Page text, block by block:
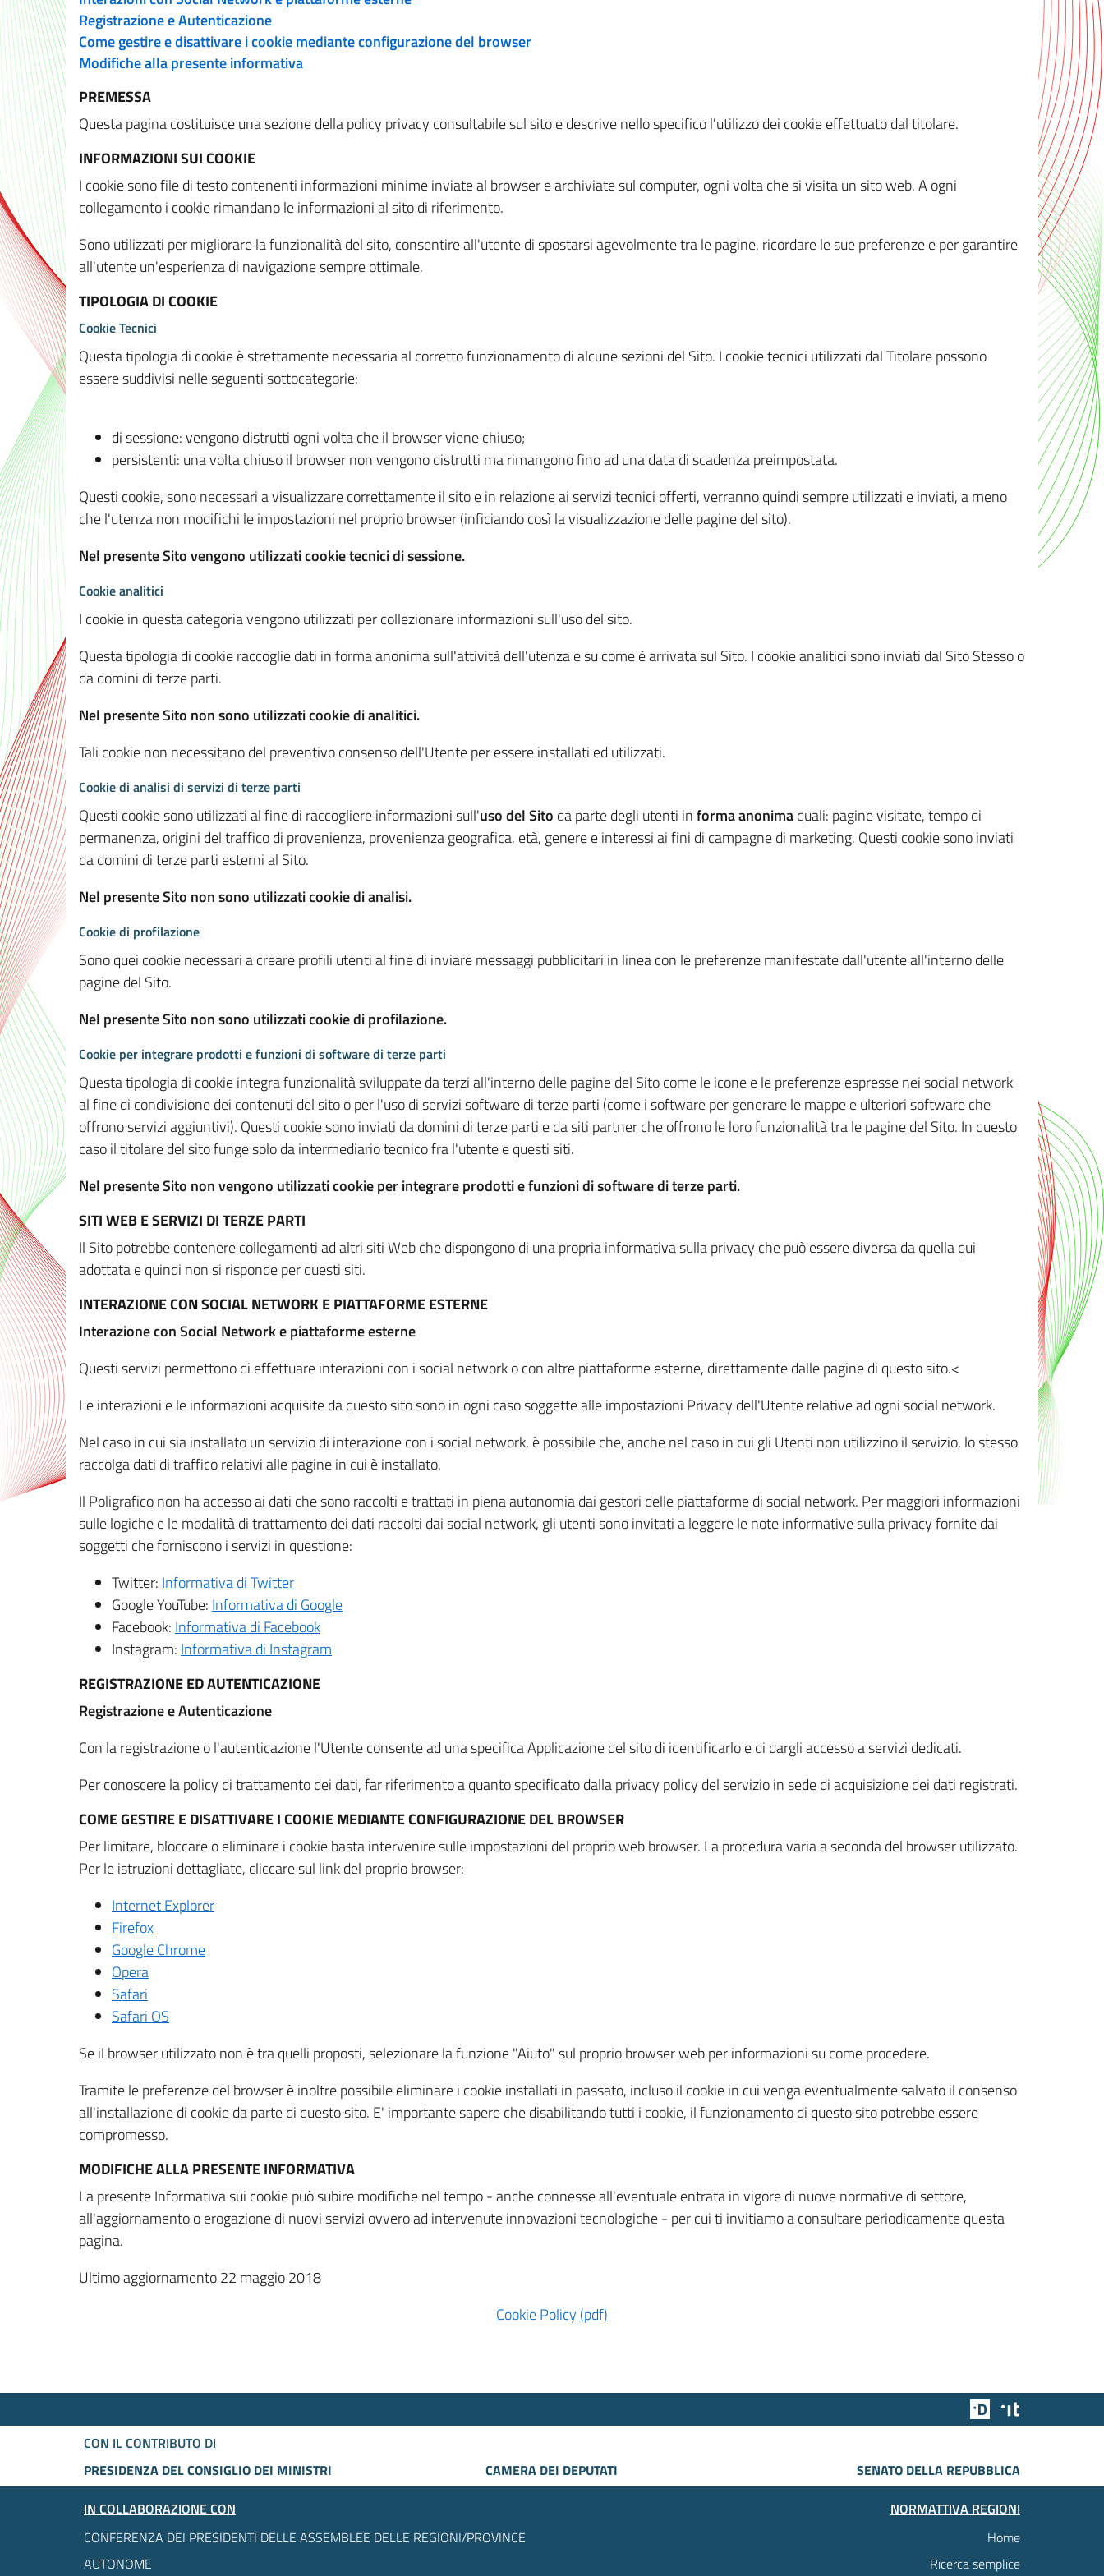
Registrazione e Autenticazione
Come gestire e disattivare i cookie mediante configurazione del browser
Modifiche alla presente informativa
PREMESSA
Questa pagina costituisce una sezione della policy privacy consultabile sul sito e descrive nello specifico l'utilizzo dei cookie effettuato dal titolare.
INFORMAZIONI SUI COOKIE
I cookie sono file di testo contenenti informazioni minime inviate al browser e archiviate sul computer, ogni volta che si visita un sito web. A ogni
collegamento i cookie rimandano le informazioni al sito di riferimento.
Sono utilizzati per migliorare la funzionalità del sito, consentire all'utente di spostarsi agevolmente tra le pagine, ricordare le sue preferenze e per garantire
all'utente un'esperienza di navigazione sempre ottimale.
TIPOLOGIA DI COOKIE
Cookie Tecnici
Questa tipologia di cookie è strettamente necessaria al corretto funzionamento di alcune sezioni del Sito. I cookie tecnici utilizzati dal Titolare possono
essere suddivisi nelle seguenti sottocategorie:
di sessione: vengono distrutti ogni volta che il browser viene chiuso;
persistenti: una volta chiuso il browser non vengono distrutti ma rimangono fino ad una data di scadenza preimpostata.
Questi cookie, sono necessari a visualizzare correttamente il sito e in relazione ai servizi tecnici offerti, verranno quindi sempre utilizzati e inviati, a meno
che l'utenza non modifichi le impostazioni nel proprio browser (inficiando così la visualizzazione delle pagine del sito).
Nel presente Sito vengono utilizzati cookie tecnici di sessione.
Cookie analitici
I cookie in questa categoria vengono utilizzati per collezionare informazioni sull'uso del sito.
Questa tipologia di cookie raccoglie dati in forma anonima sull'attività dell'utenza e su come è arrivata sul Sito. I cookie analitici sono inviati dal Sito Stesso o
da domini di terze parti.
Nel presente Sito non sono utilizzati cookie di analitici.
Tali cookie non necessitano del preventivo consenso dell'Utente per essere installati ed utilizzati.
Cookie di analisi di servizi di terze parti
Questi cookie sono utilizzati al fine di raccogliere informazioni sull'uso del Sito da parte degli utenti informa anonimaquali: pagine visitate, tempo di
permanenza, origini del traffico di provenienza, provenienza geografica, età, genere e interessi ai fini di campagne di marketing. Questi cookie sono inviati
da domini di terze parti esterni al Sito.
Nel presente Sito non sono utilizzati cookie di analisi.
Cookie di profilazione
Sono quei cookie necessari a creare profili utenti al fine di inviare messaggi pubblicitari in linea con le preferenze manifestate dall'utente all'interno delle
pagine del Sito.
Nel presente Sito non sono utilizzati cookie di profilazione.
Cookie per integrare prodotti e funzioni di software di terze parti
Questa tipologia di cookie integra funzionalità sviluppate da terzi all'interno delle pagine del Sito come le icone e le preferenze espresse nei social network
al fine di condivisione dei contenuti del sito o per l'uso di servizi software di terze parti (come i software per generare le mappe e ulteriori software che
offrono servizi aggiuntivi). Questi cookie sono inviati da domini di terze parti e da siti partner che offrono le loro funzionalità tra le pagine del Sito. In questo
caso il titolare del sito funge solo da intermediario tecnico fra l'utente e questi siti.
Nel presente Sito non vengono utilizzati cookie per integrare prodotti e funzioni di software di terze parti.
SITI WEB E SERVIZI DI TERZE PARTI
Il Sito potrebbe contenere collegamenti ad altri siti Web che dispongono di una propria informativa sulla privacy che può essere diversa da quella qui
adottata e quindi non si risponde per questi siti.
INTERAZIONE CON SOCIAL NETWORK E PIATTAFORME ESTERNE
Interazione con Social Network e piattaforme esterne
Questi servizi permettono di effettuare interazioni con i social network o con altre piattaforme esterne, direttamente dalle pagine di questo sito.<
Le interazioni e le informazioni acquisite da questo sito sono in ogni caso soggette alle impostazioni Privacy dell'Utente relative ad ogni social network.
Nel caso in cui sia installato un servizio di interazione con i social network, è possibile che, anche nel caso in cui gli Utenti non utilizzino il servizio, lo stesso
raccolga dati di traffico relativi alle pagine in cui è installato.
Il Poligrafico non ha accesso ai dati che sono raccolti e trattati in piena autonomia dai gestori delle piattaforme di social network. Per maggiori informazioni
sulle logiche e le modalità di trattamento dei dati raccolti dai social network, gli utenti sono invitati a leggere le note informative sulla privacy fornite dai
soggetti che forniscono i servizi in questione:
Twitter: Informativa di Twitter
Google YouTube: Informativa di Google
Facebook: Informativa di Facebook
Instagram: Informativa di Instagram
REGISTRAZIONE ED AUTENTICAZIONE
Registrazione e Autenticazione
Con la registrazione o l'autenticazione l'Utente consente ad una specifica Applicazione del sito di identificarlo e di dargli accesso a servizi dedicati.
Per conoscere la policy di trattamento dei dati, far riferimento a quanto specificato dalla privacy policy del servizio in sede di acquisizione dei dati registrati.
COME GESTIRE E DISATTIVARE I COOKIE MEDIANTE CONFIGURAZIONE DEL BROWSER
Per limitare, bloccare o eliminare i cookie basta intervenire sulle impostazioni del proprio web browser. La procedura varia a seconda del browser utilizzato.
Per le istruzioni dettagliate, cliccare sul link del proprio browser:
Internet Explorer
Firefox
Google Chrome
Opera
Safari
Safari OS
Se il browser utilizzato non è tra quelli proposti, selezionare la funzione "Aiuto" sul proprio browser web per informazioni su come procedere.
Tramite le preferenze del browser è inoltre possibile eliminare i cookie installati in passato, incluso il cookie in cui venga eventualmente salvato il consenso
all'installazione di cookie da parte di questo sito. E' importante sapere che disabilitando tutti i cookie, il funzionamento di questo sito potrebbe essere
compromesso.
MODIFICHE ALLA PRESENTE INFORMATIVA
La presente Informativa sui cookie può subire modifiche nel tempo - anche connesse all'eventuale entrata in vigore di nuove normative di settore,
all'aggiornamento o erogazione di nuovi servizi ovvero ad intervenute innovazioni tecnologiche - per cui ti invitiamo a consultare periodicamente questa
pagina.
Ultimo aggiornamento 22 maggio 2018
Cookie Policy (pdf)
Team Digitale
CON IL CONTRIBUTO DI
PRESIDENZA DEL CONSIGLIO DEI MINISTRI
CAMERA DEI DEPUTATI
SENATO DELLA REPUBBLICA
IN COLLABORAZIONE CON
CONFERENZA DEI PRESIDENTI DELLE ASSEMBLEE DELLE REGIONI/PROVINCE
AUTONOME
NORMATTIVA REGIONI
Home
Ricerca semplice